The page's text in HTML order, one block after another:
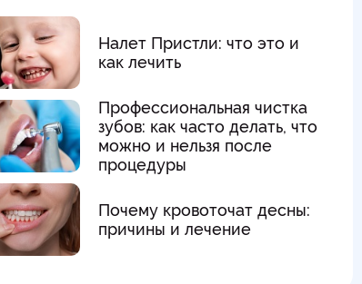
Налет Пристли: что это и
как лечить
Профессиональная чистка
зубов: как часто делать, что
можно и нельзя после
процедуры
Почему кровоточат десны:
причины и лечение